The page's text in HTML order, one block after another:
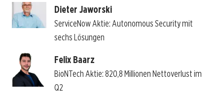
Dieter Jaworski
ServiceNow Aktie: Autonomous Security mit
sechs Lösungen
Felix Baarz
BioNTech Aktie: 820,8 Millionen Nettoverlust im
Q2